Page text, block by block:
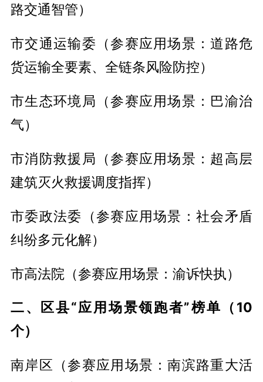
路交通智管）
市交通运输委（参赛应用场景：道路危
货运输全要素、全链条风险防控）
市生态环境局（参赛应用场景：巴渝治
气）
市消防救援局（参赛应用场景：超高层
建筑灭火救援调度指挥）
市委政法委（参赛应用场景：社会矛盾
纠纷多元化解）
市高法院（参赛应用场景：渝诉快执）
二、区县“应用场景领跑者”榜单（10
个）
南岸区（参赛应用场景：南滨路重大活